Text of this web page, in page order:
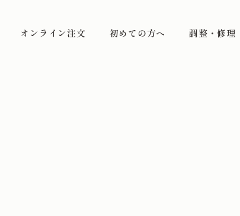
オンライン注文 初めての方へ 調整・修理